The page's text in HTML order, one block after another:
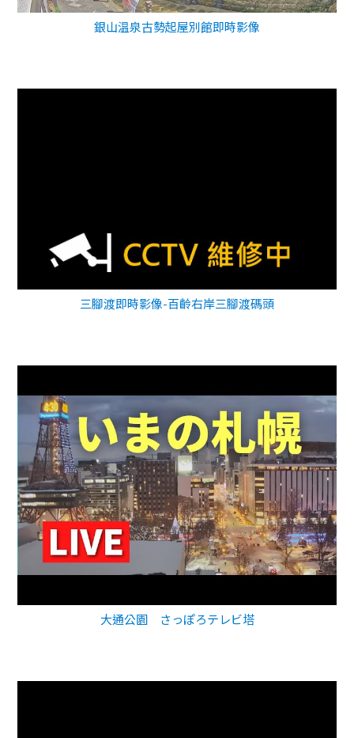
銀山温泉古勢起屋別館即時影像
三腳渡即時影像-百齡右岸三腳渡碼頭
大通公園 さっぽろテレビ塔